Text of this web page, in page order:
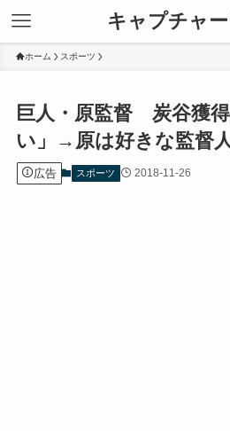
キャプチャ
ホーム スポーツ
巨人・原監督 炭谷獲
い」→原は好きな監督人
広告 スポーツ 2018-11-26